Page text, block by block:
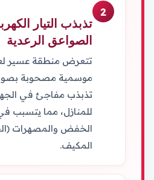
2
تذبذب التيار
الصواعق الرعدية
تتعرض منطقة عسير
موسمية مصحوبة
تذبذب مفاجئ في
للمنازل، مما يتسبب
الخفض والمصهرات
المكيف.